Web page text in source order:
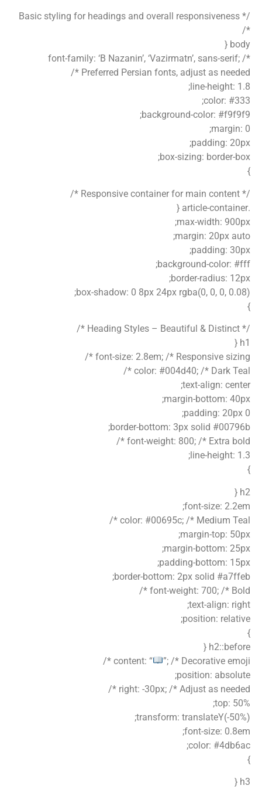
/* Basic styling for headings and overall responsiveness
*/
body {
font-family: ‘B Nazanin’, ‘Vazirmatn’, sans-serif; /*
Preferred Persian fonts, adjust as needed */
line-height: 1.8;
color: #333;
background-color: #f9f9f9;
margin: 0;
padding: 20px;
box-sizing: border-box;
}
/* Responsive container for main content */
.article-container {
max-width: 900px;
margin: 20px auto;
padding: 30px;
background-color: #fff;
border-radius: 12px;
box-shadow: 0 8px 24px rgba(0, 0, 0, 0.08);
}
/* Heading Styles – Beautiful & Distinct */
h1 {
font-size: 2.8em; /* Responsive sizing */
color: #004d40; /* Dark Teal */
text-align: center;
margin-bottom: 40px;
padding: 20px 0;
border-bottom: 3px solid #00796b;
font-weight: 800; /* Extra bold */
line-height: 1.3;
}
h2 {
font-size: 2.2em;
color: #00695c; /* Medium Teal */
margin-top: 50px;
margin-bottom: 25px;
padding-bottom: 15px;
border-bottom: 2px solid #a7ffeb;
font-weight: 700; /* Bold */
text-align: right;
position: relative;
}
h2::before {
content: “
”; /* Decorative emoji */
position: absolute;
right: -30px; /* Adjust as needed */
top: 50%;
transform: translateY(-50%);
font-size: 0.8em;
color: #4db6ac;
}
h3 {